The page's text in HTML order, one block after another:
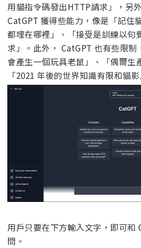
用貓指令碼發出HTTP請求」，另
CatGPT 獲得些能力，像是「記住
都埋在哪裡」、「接受是訓練以句
求」。此外， CatGPT 也有些限制
會產生一個玩具老鼠」、「偶爾生
「2021 年後的世界知識有限和貓
用戶只要在下方輸入文字，即可和
問。